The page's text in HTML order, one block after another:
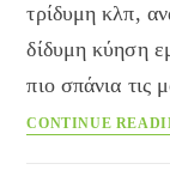
τρίδυμη κλπ,
δίδυμη κύηση
πιο σπάνια τις
CONTINUE